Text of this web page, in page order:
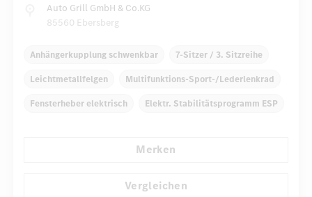
Auto Grill GmbH & Co.KG
85560 Ebersberg
Anhängerkupplung schwenkbar 7-Sitzer / 3. Sitzreihe
Leichtmetallfelgen Multifunktions-Sport-/Lederlenkrad
Fensterheber elektrisch Elektr. Stabilitätsprogramm ESP
Merken
Vergleichen